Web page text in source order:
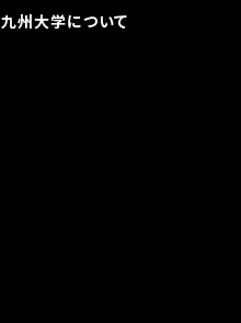
九州大学について